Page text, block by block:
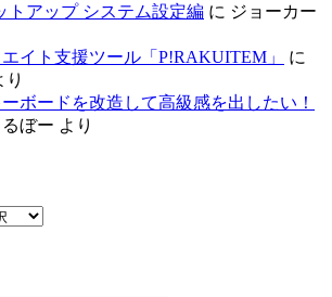
トアップ システム設定編 に ジョーカー
イト支援ツール「P!RAKUITEM」
に
り
ボードを改造して高級感を出したい！
るぼー より